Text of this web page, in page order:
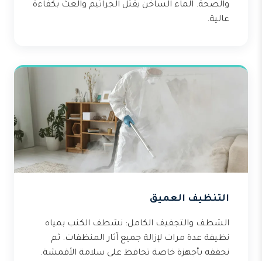
والصحة. الماء الساخن يقتل الجراثيم والعث بكفاءة
عالية.
التنظيف العميق
الشطف والتجفيف الكامل: نشطف الكنب بمياه
نظيفة عدة مرات لإزالة جميع آثار المنظفات. ثم
نجففه بأجهزة خاصة تحافظ على سلامة الأقمشة.